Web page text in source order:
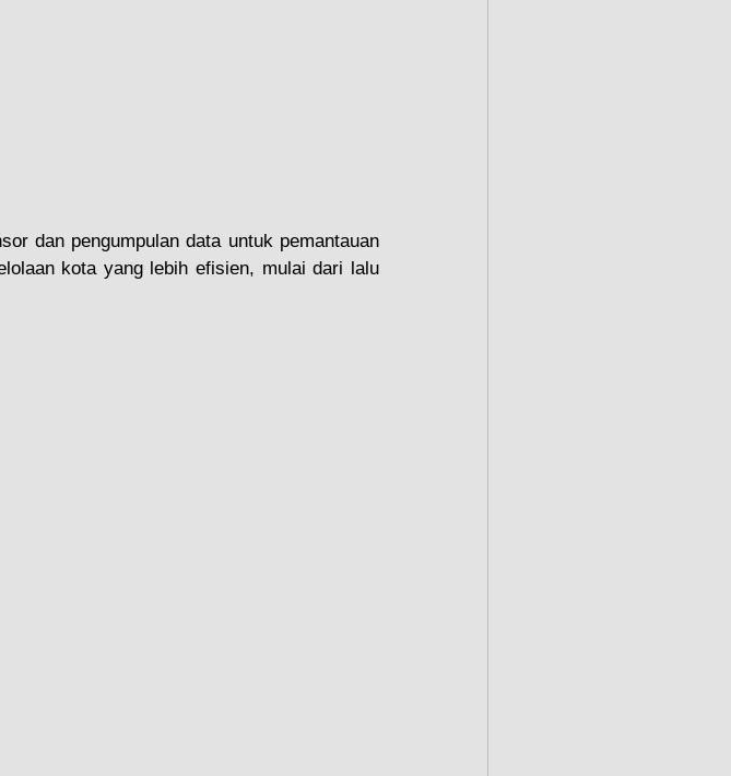
dan pengumpulan data untuk pemantauan
kota yang lebih efisien, mulai dari lalu